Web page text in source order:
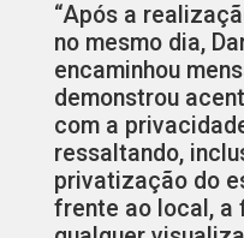
“Após a
no mesmo dia,
encaminhou
demonstrou
com a
ressaltando,
privatização do
frente ao local, a